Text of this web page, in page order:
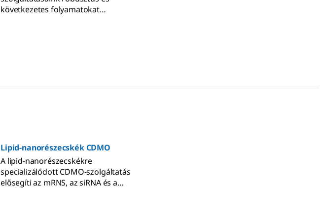
következetes folyamatokat
Lipid-nanorészecskék CDMO
A lipid-nanorészecskékre
specializálódott CDMO-szolgáltatás
elősegíti az mRNS, az siRNA és a